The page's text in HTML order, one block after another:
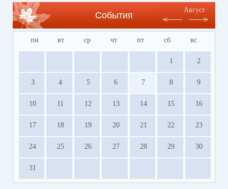
События
Август
пн вт ср чт пт сб вс
1 2
3 4 5 6 7 8 9
10 11 12 13 14 15 16
17 18 19 20 21 22 23
24 25 26 27 28 29 30
31